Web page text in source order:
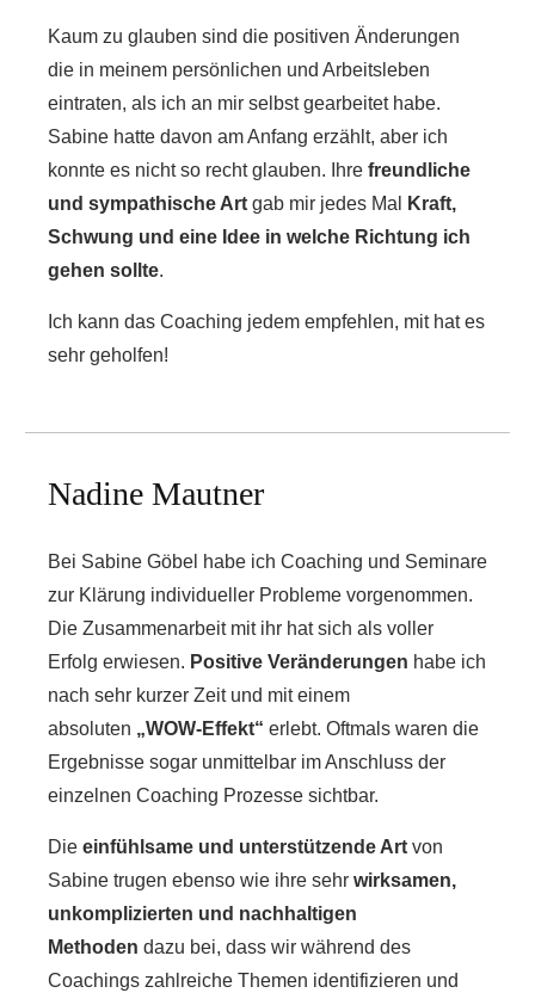
Kaum zu glauben sind die positiven Änderungen
die in meinem persönlichen und Arbeitsleben
eintraten, als ich an mir selbst gearbeitet habe.
Sabine hatte davon am Anfang erzählt, aber ich
konnte es nicht so recht glauben. Ihre freundliche
und sympathische Art gab mir jedes Mal
Kraft,
Schwung und eine Idee in welche Richtung ich
gehen sollte.
Ich kann das Coaching jedem empfehlen, mit hat es
sehr geholfen!
Nadine Mautner
Bei Sabine Göbel habe ich Coaching und Seminare
zur Klärung individueller Probleme vorgenommen.
Die Zusammenarbeit mit ihr hat sich als voller
Erfolg erwiesen. Positive Veränderungen habe ich
nach sehr kurzer Zeit und mit einem
absoluten „WOW-Effekt“ erlebt. Oftmals waren die
Ergebnisse sogar unmittelbar im Anschluss der
einzelnen Coaching Prozesse sichtbar.
Die einfühlsame und unterstützende Art von
Sabine trugen ebenso wie ihre sehr wirksamen,
unkomplizierten und nachhaltigen
Methoden dazu bei, dass wir während des
Coachings zahlreiche Themen identifizieren und